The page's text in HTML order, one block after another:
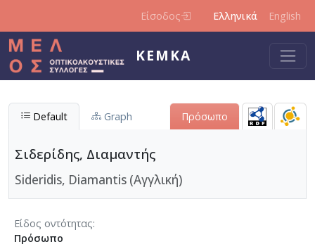
Είσοδος Ελληνικά English
ΚΕΜΚΑ
Default Graph Πρόσωπο
Σιδερίδης, Διαμαντής
Sideridis, Diamantis (Αγγλική)
Είδος οντότητας
Πρόσωπο